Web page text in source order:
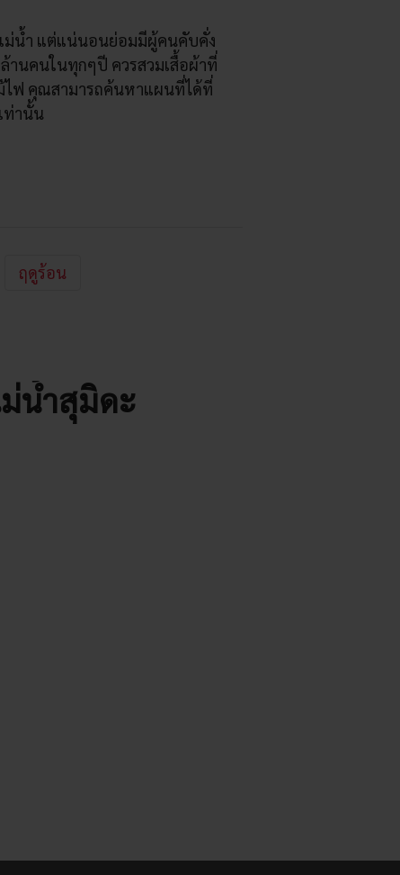
ม่น้ำ แต่แน่นอนย่อมมีผู้คนคับคั่ง
านคนในทุกๆปี ควรสวมเสื้อผ้าที่
ไฟ คุณสามารถค้นหาแผนที่ได้ที่
านั้น
ฤดูร้อน
น้ำสุมิดะ